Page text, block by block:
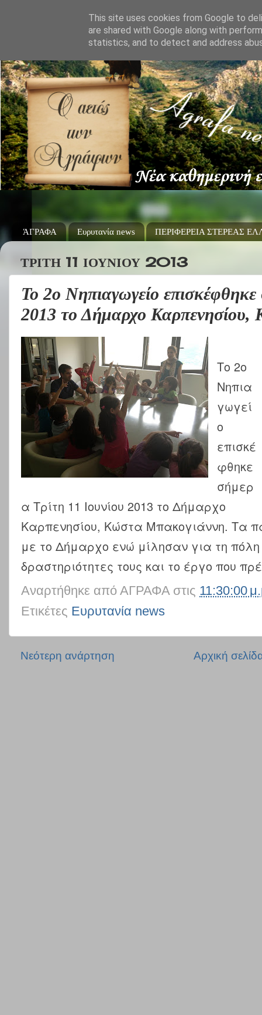
ΆΓΡΑΦΑ Ευρυτανία news ΠΕΡΙΦΕΡΕΙΑ ΣΤΕΡΕΑΣ
ΤΡΊΤΗ 11 ΙΟΥΝΊΟΥ 2013
Το 2ο Νηπιαγωγείο
2013 το Δήμαρχο
Το 2ο
Νηπια
γωγεί
ο
επισκέ
φθηκε
σήμερ
α Τρίτη 11 Ιουνίου 2013 το Δήμαρχο
Καρπενησίου, Κώστα Μπακογιάννη. Τα
με το Δήμαρχο ενώ μίλησαν για τη πόλη
δραστηριότητες τους και τo έργο που
Αναρτήθηκε από ΑΓΡΑΦΑ στις 11:30:00
Ετικέτες Ευρυτανία news
Νεότερη ανάρτηση Αρχική
This site uses cookies from Google to
are shared with Google along with
statistics, and to detect and address